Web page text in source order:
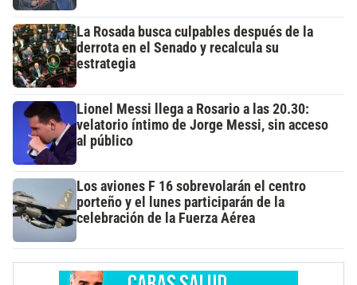
La Rosada busca culpables después de la
derrota en el Senado y recalcula su
estrategia
Lionel Messi llega a Rosario a las 20.30:
velatorio íntimo de Jorge Messi, sin acceso
al público
Los aviones F 16 sobrevolarán el centro
porteño y el lunes participarán de la
celebración de la Fuerza Aérea